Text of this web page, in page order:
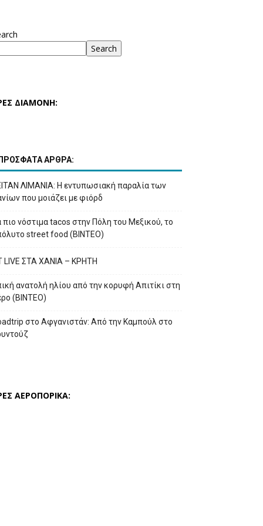
Search
ΔΙΑΜΟΝΗ:
ΠΡΟΣΦΑΤΑ ΑΡΘΡΑ:
ΛΙΜΑΝΙΑ: Η εντυπωσιακή παραλία των
που μοιάζει με φιόρδ
πιο νόστιμα tacos στην Πόλη του Μεξικού, το
street food (ΒΙΝΤΕΟ)
LIVE ΣΤΑ ΧΑΝΙΑ – ΚΡΗΤΗ
ανατολή ηλίου από την κορυφή Απιτίκι στη
(ΒΙΝΤΕΟ)
στο Αφγανιστάν: Από την Καμπούλ στο
ΑΕΡΟΠΟΡΙΚΑ: